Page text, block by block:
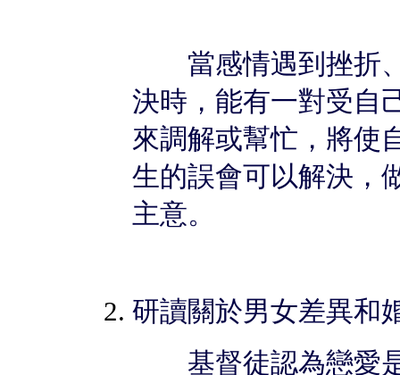
當感情遇到挫折、
決時，能有一對受自
來調解或幫忙，將使
生的誤會可以解決，
主意。
研讀關於男女差異和
基督徒認為戀愛是